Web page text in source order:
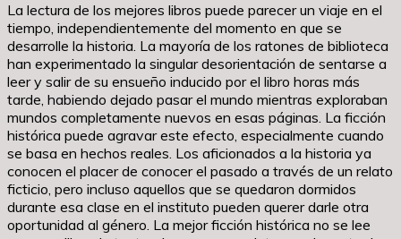
La lectura de los mejores libros puede parecer un viaje en el
tiempo, independientemente del momento en que se
desarrolle la historia. La mayoría de los ratones de biblioteca
han experimentado la singular desorientación de sentarse a
leer y salir de su ensueño inducido por el libro horas más
tarde, habiendo dejado pasar el mundo mientras exploraban
mundos completamente nuevos en esas páginas. La ficción
histórica puede agravar este efecto, especialmente cuando
se basa en hechos reales. Los aficionados a la historia ya
conocen el placer de conocer el pasado a través de un relato
ficticio, pero incluso aquellos que se quedaron dormidos
durante esa clase en el instituto pueden querer darle otra
oportunidad al género. La mejor ficción histórica no se lee